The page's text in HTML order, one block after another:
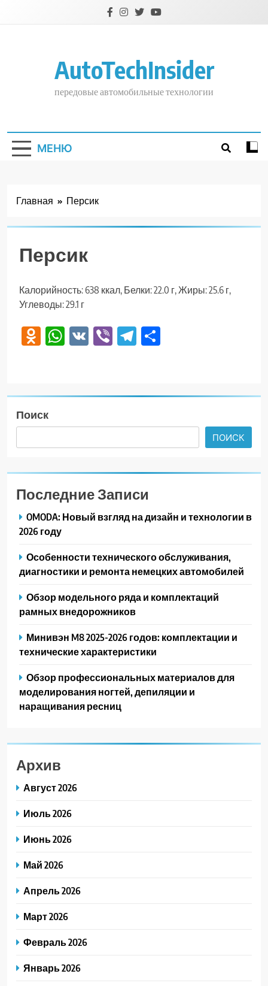
AutoTechInsider
передовые автомобильные технологии
МЕНЮ
Главная Персик
Персик
Калорийность: 638 ккал, Белки: 22.0 г, Жиры: 25.6 г,
Углеводы: 29.1 г
Odnoklassniki
WhatsApp
VK ViberTelegram
Поиск
ПОИСК
Последние Записи
OMODA: Новый взгляд на дизайн и технологии в
2026 году
Особенности технического обслуживания,
диагностики и ремонта немецких автомобилей
Обзор модельного ряда и комплектаций
рамных внедорожников
Минивэн M8 2025-2026 годов: комплектации и
технические характеристики
Обзор профессиональных материалов для
моделирования ногтей, депиляции и
наращивания ресниц
Архив
Август 2026
Июль 2026
Июнь 2026
Май 2026
Апрель 2026
Март 2026
Февраль 2026
Январь 2026